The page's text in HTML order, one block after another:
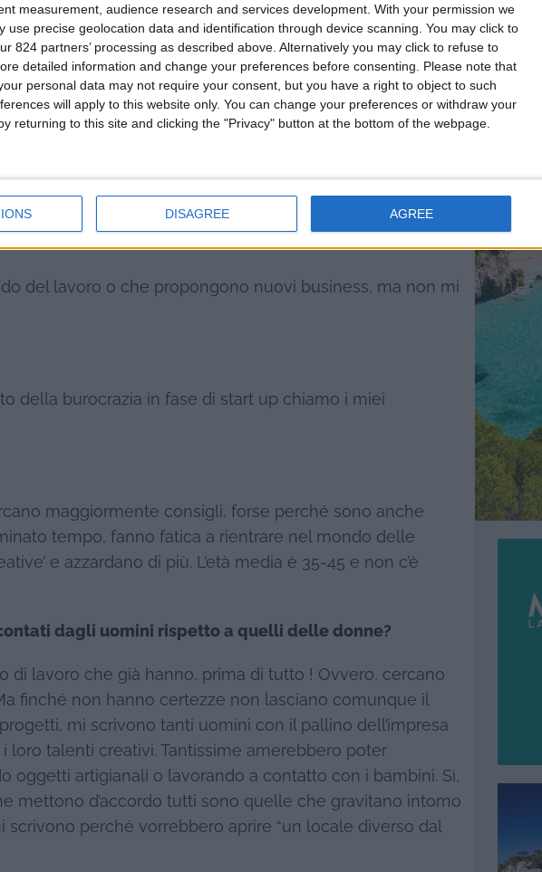
measurement, audience research and services development. With your permission we
use precise geolocation data and identification through device scanning. You may click to
824 partners’ processing as described above. Alternatively you may click to refuse to
detailed information and change your preferences before consenting.
Please note that
personal data may not require your consent, but you have a right to object to such
will apply to this website only. You can change your preferences or withdraw your
returning to this site and clicking the "Privacy" button at the bottom of the webpage.
DISAGREE AGREE
ben chiaro che vuole cambiare vita.
nel suo blog?
molto curiosi i lavori che gravitano intorno al mondo dello
regali per conto di altri, poi ci sono irelookersu quattro
appartamenti. Un signore mi ha scritto di recente di voler
sono gliintrattenitori di animaliper i matrimoni, sì proprio
del lavoro o che propongono nuovi business, ma non mi
della burocrazia in fase di start up chiamo i miei
maggiormente consigli, forse perché sono anche
tempo, fanno fatica a rientrare nel mondo delle
e azzardano di più. L’età media è 35-45 e non c’è
dagli uomini rispetto a quelli delle donne?
di lavoro che già hanno, prima di tutto ! Ovvero, cercano
finché non hanno certezze non lasciano comunque il
mi scrivono tanti uomini con il pallino dell’impresa
talenti creativi. Tantissime amerebbero poter
oggetti artigianali o lavorando a contatto con i bambini. Sì,
mettono d’accordo tutti sono quelle che gravitano intorno
scrivono perché vorrebbero aprire “un locale diverso dal